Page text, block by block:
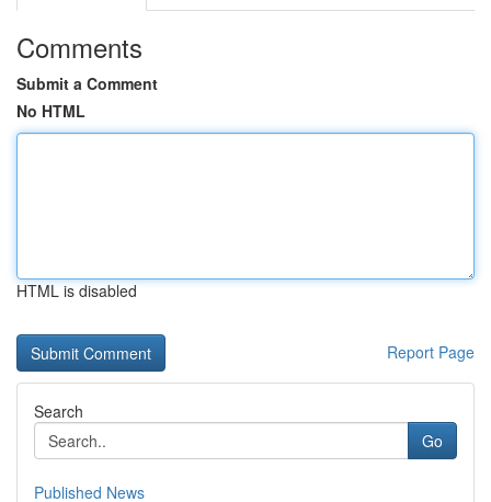
Comments
Submit a Comment
No HTML
HTML is disabled
Report Page
Search
Go
Published News